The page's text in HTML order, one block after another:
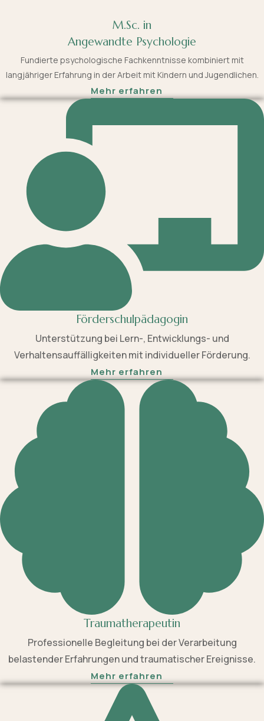
M.Sc. in
Angewandte Psychologie
Fundierte psychologische Fachkenntnisse kombiniert mit
langjähriger Erfahrung in der Arbeit mit Kindern und Jugendlichen.
Mehr erfahren
Förderschulpädagogin
Unterstützung bei Lern-, Entwicklungs- und
Verhaltensauffälligkeiten mit individueller Förderung.
Mehr erfahren
Traumatherapeutin
Professionelle Begleitung bei der Verarbeitung
belastender Erfahrungen und traumatischer Ereignisse.
Mehr erfahren